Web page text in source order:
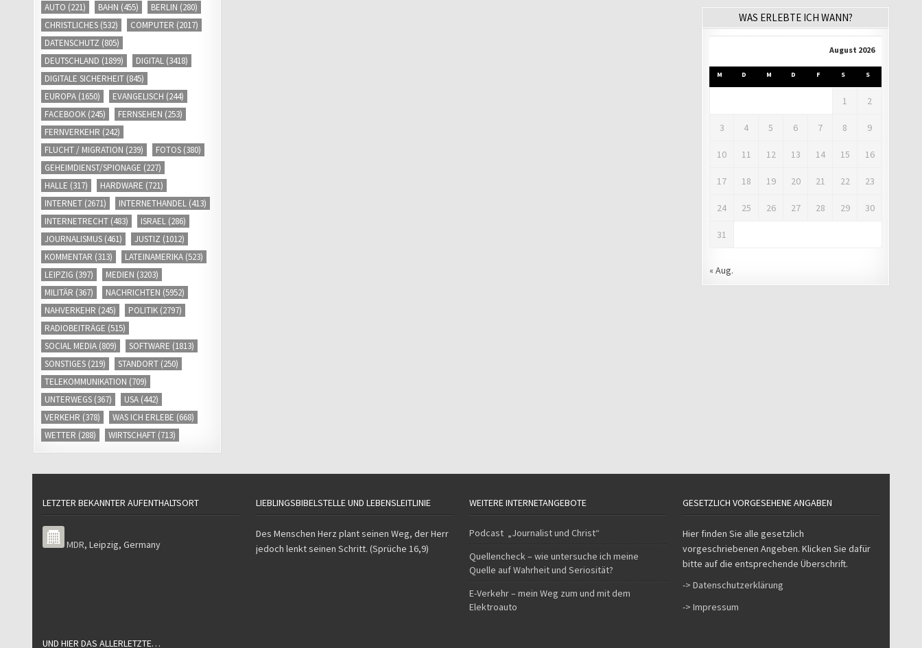
AUTO (221) BAHN (455) BERLIN (280)
CHRISTLICHES (532) COMPUTER (2017)
DATENSCHUTZ (805)
DEUTSCHLAND (1899) DIGITAL (3418)
DIGITALE SICHERHEIT (845)
EUROPA (1650) EVANGELISCH (244)
FACEBOOK (245) FERNSEHEN (253)
FERNVERKEHR (242)
FLUCHT / MIGRATION (239) FOTOS (380)
GEHEIMDIENST/SPIONAGE (227)
HALLE (317) HARDWARE (721)
INTERNET (2671) INTERNETHANDEL (413)
INTERNETRECHT (483) ISRAEL (286)
JOURNALISMUS (461) JUSTIZ (1012)
KOMMENTAR (313) LATEINAMERIKA (523)
LEIPZIG (397) MEDIEN (3203)
MILITÄR (367) NACHRICHTEN (5952)
NAHVERKEHR (245) POLITIK (2797)
RADIOBEITRÄGE (515)
SOCIAL MEDIA (809) SOFTWARE (1813)
SONSTIGES (219) STANDORT (250)
TELEKOMMUNIKATION (709)
UNTERWEGS (367) USA (442)
VERKEHR (378) WAS ICH ERLEBE (668)
WETTER (288) WIRTSCHAFT (713)
WAS ERLEBTE ICH WANN?
August 2026
M D M D F S S
1 2
3 4 5 6 7 8 9
10 11 12 13 14 15 16
17 18 19 20 21 22 23
24 25 26 27 28 29 30
31
« Aug.
LETZTER BEKANNTER AUFENTHALTSORT
MDR,Leipzig,Germany
LIEBLINGSBIBELSTELLE UND LEBENSLEITLINIE
Des Menschen Herz plant seinen Weg, der Herr
jedoch lenkt seinen Schritt. (Sprüche 16,9)
WEITERE INTERNETANGEBOTE
Podcast „Journalist und Christ“
Quellencheck – wie untersuche ich meine
Quelle auf Wahrheit und Seriosität?
E-Verkehr – mein Weg zum und mit dem
Elektroauto
GESETZLICH VORGESEHENE ANGABEN
Hier finden Sie alle gesetzlich
vorgeschriebenen Angeben. Klicken Sie dafür
bitte auf die entsprechende Überschrift.
-> Datenschutzerklärung
-> Impressum
UND HIER DAS ALLERLETZTE…